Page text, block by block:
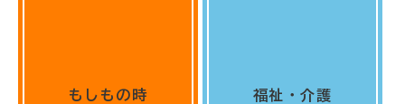
もしもの時 福祉・介護